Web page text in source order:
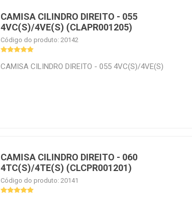
CAMISA CILINDRO DIREITO - 055
4VC(S)/4VE(S) (CLAPR001205)
Código do produto: 20142
CAMISA CILINDRO DIREITO - 055 4VC(S)/4VE(S)
CAMISA CILINDRO DIREITO - 060
4TC(S)/4TE(S) (CLCPR001201)
Código do produto: 20141